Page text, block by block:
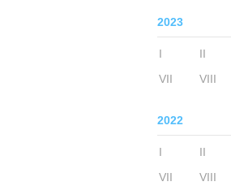
2023
I II
VII
VIII
2022
I II
VII
VIII